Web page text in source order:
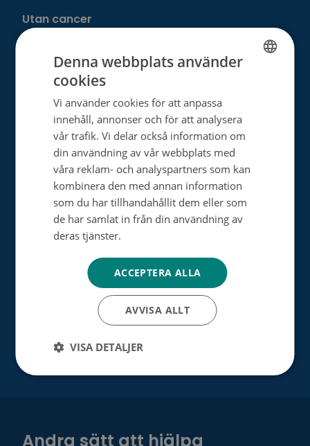
Utan cancer
Donera
Välj ditt eget sätt att hjälpa
Bli månadsdonator
Engångsdonation
Bemärkelsedagsinsamling
Minnesgåva
Minnesinsamling
Dagsverkesinsamling
Testamentsdonation
Bli vår samarbetspartner
Andra sätt att hjälpa
Denna webbplats använder
cookies
Vi använder cookies för att anpassa
innehåll, annonser och för att analysera
vår trafik. Vi delar också information om
din användning av vår webbplats med
våra reklam- och analyspartners som kan
kombinera den med annan information
som du har tillhandahållit dem eller som
de har samlat in från din användning av
deras tjänster.
ACCEPTERA ALLA
AVVISA ALLT
VISA DETALJER